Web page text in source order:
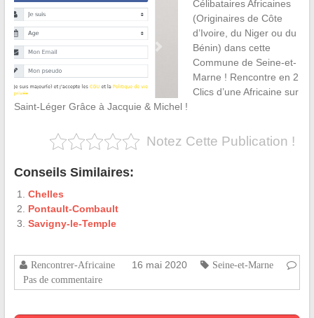
Célibataires Africaines
(Originaires de Côte
d’Ivoire, du Niger ou du
Bénin) dans cette
Commune de Seine-et-
Marne ! Rencontre en 2
Clics d’une Africaine sur
Saint-Léger Grâce à Jacquie & Michel !
Notez Cette Publication !
Conseils Similaires:
Chelles
Pontault-Combault
Savigny-le-Temple
Rencontrer-Africaine 16 mai 2020
Seine-et-Marne
Pas de commentaire